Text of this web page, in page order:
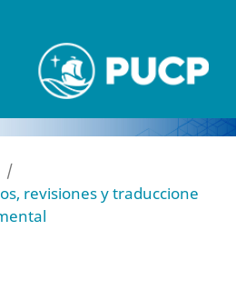
/
revisiones y traduccione